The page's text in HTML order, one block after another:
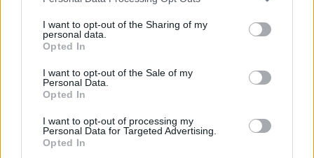
not limited to your visit or usage behaviour. You may click to
grant or deny consent to Google and its third-party tags to
use your data for below specified purposes in below Google
consent section.
I want to opt-out of the Sharing of my
personal data.
Opted In
I want to opt-out of the Sale of my
Personal Data.
Opted In
I want to opt-out of processing my
Personal Data for Targeted Advertising.
Opted In
vonatkozóan letiltani a lentiek szerint.
A Google tájékoztatása szerint a Google Analytics főleg
webhelyén létrejött látogatói interakciókat. Ezek a cookie-k
csak személyazonosításra alkalmatlan információkat
rögzítenek. A böngészők nem osztják meg a saját cookie-
kat a domainek között.